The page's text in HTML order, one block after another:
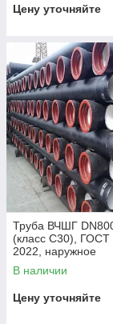
Цену уточняйте
Труба ВЧШГ
(класс C30), ГОСТ
2022, наружное
полиуретановое
внутреннее
В наличии
Цену уточняйте